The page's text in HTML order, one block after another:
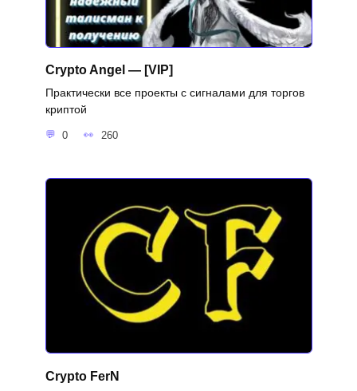
Crypto Angel — [VIP]
Практически все проекты с сигналами для торгов
криптой
0 260
Crypto FerN